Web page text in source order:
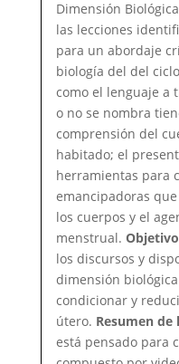
Dimensión
las lecciones
para un abordaje
biología del del
como el lenguaje a
o no se nombra
comprensión del
habitado; el
herramientas para
emancipadoras
los cuerpos y el
menstrual.
los discursos y
dimensión
condicionar y
útero. Resumen de
está pensado para